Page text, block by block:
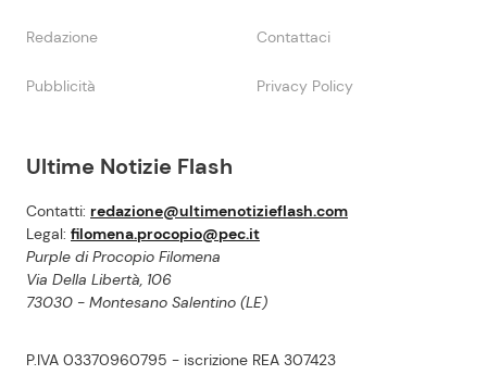
Ultime Notizie Flash
Contatti: redazione@ultimenotizieflash.com
Legal: filomena.procopio@pec.it
Purple di Procopio Filomena
Via Della Libertà, 106
73030 - Montesano Salentino (LE)
P.IVA 03370960795 - iscrizione REA 307423
Redazione Contattaci
Pubblicità Privacy Policy